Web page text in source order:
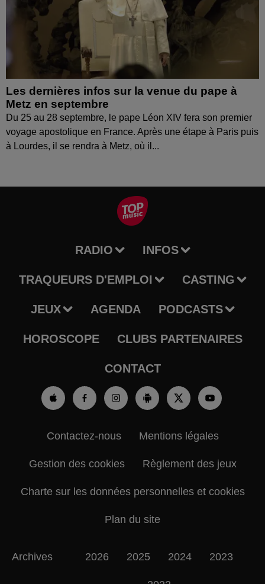
Les dernières infos sur la venue du pape à
Metz en septembre
Du 25 au 28 septembre, le pape Léon XIV fera son premier
voyage apostolique en France. Après une étape à Paris puis
à Lourdes, il se rendra à Metz, où il...
RADIO INFOS
TRAQUEURS D'EMPLOI CASTING
JEUX AGENDA PODCASTS
HOROSCOPE CLUBS PARTENAIRES
CONTACT
Contactez-nous Mentions légales
Gestion des cookies Règlement des jeux
Charte sur les données personnelles et cookies
Plan du site
Archives 2026 2025 2024 2023